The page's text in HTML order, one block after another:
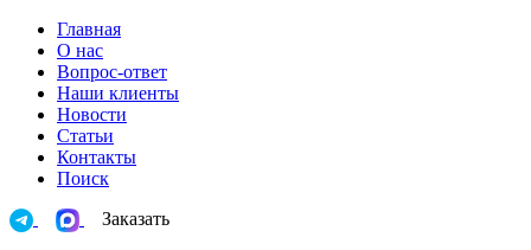
Главная
О нас
Вопрос-ответ
Наши клиенты
Новости
Статьи
Контакты
Поиск
Заказать